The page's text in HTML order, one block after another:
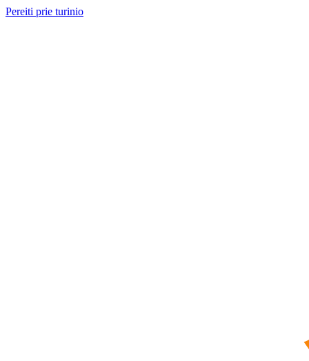
Pereiti prie turinio